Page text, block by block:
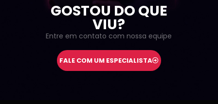
GOSTOU DO QUE
VIU?
Entre em contato com nossa equipe
FALE COM UM ESPECIALISTA